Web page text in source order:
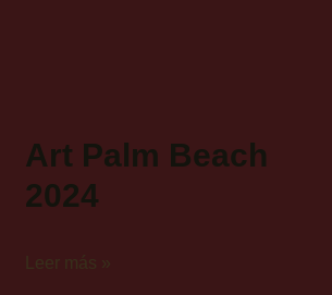
Art Palm Beach
2024
Leer más »